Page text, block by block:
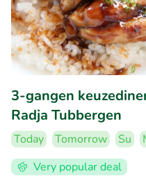
3-gangen
Radja Tubbergen
Today Tomorrow Su
Very popular deal